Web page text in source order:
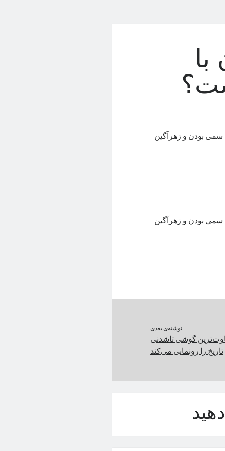
بودن و زهرآگین
بودن و زهرآگین
نوشته‌ی بعدی
گوشی تاشدنی
تاریخ را رونمایی می‌کند